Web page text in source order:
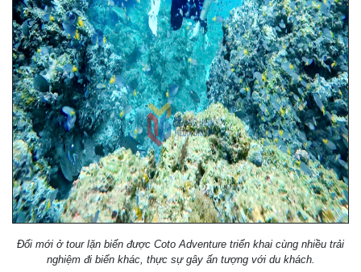
Đổi mới ở tour lặn biển được Coto Adventure triển khai cùng nhiều trải
nghiệm đi biển khác, thực sự gây ấn tượng với du khách.